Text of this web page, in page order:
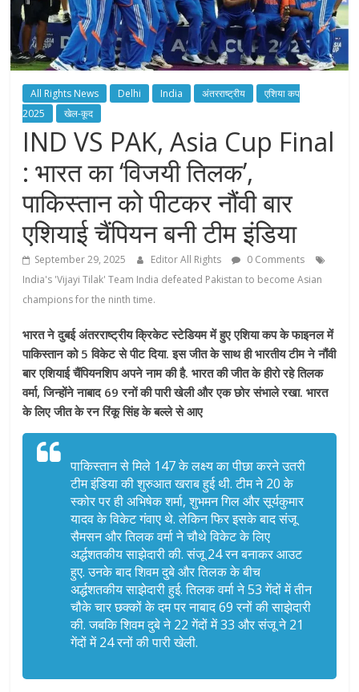
All Rights News Delhi India अंतरराष्ट्रीय
एशिया कप
2025
खेल-कूद
IND VS PAK, Asia Cup Final
: भारत का ‘विजयी तिलक’,
पाकिस्तान को पीटकर नौंवी बार
एशियाई चैंपियन बनी टीम इंडिया
September 29, 2025 Editor All Rights
0 Comments
India's 'Vijayi Tilak' Team India defeated Pakistan to become Asian
champions for the ninth time.
भारत ने दुबई अंतरराष्ट्रीय क्रिकेट स्टेडियम में हुए एशिया कप के फाइनल में
पाकिस्तान को 5 विकेट से पीट दिया. इस जीत के साथ ही भारतीय टीम ने नौंवी
बार एशियाई चैंपियनशिप अपने नाम की है. भारत की जीत के हीरो रहे तिलक
वर्मा, जिन्होंने नाबाद 69 रनों की पारी खेली और एक छोर संभाले रखा. भारत
के लिए जीत के रन रिंकू सिंह के बल्ले से आए
पाकिस्तान से मिले 147 के लक्ष्य का पीछा करने उतरी
टीम इंडिया की शुरुआत खराब हुई थी. टीम ने 20 के
स्कोर पर ही अभिषेक शर्मा, शुभमन गिल और सूर्यकुमार
यादव के विकेट गंवाए थे. लेकिन फिर इसके बाद संजू
सैमसन और तिलक वर्मा ने चौथे विकेट के लिए
अर्द्धशतकीय साझेदारी की. संजू 24 रन बनाकर आउट
हुए. उनके बाद शिवम दुबे और तिलक के बीच
अर्द्धशतकीय साझेदारी हुई. तिलक वर्मा ने 53 गेंदों में तीन
चौके चार छक्कों के दम पर नाबाद 69 रनों की साझेदारी
की. जबकि शिवम दुबे ने 22 गेंदों में 33 और संजू ने 21
गेंदों में 24 रनों की पारी खेली.